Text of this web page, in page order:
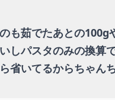
も茹でたあとの100g
しパスタのみの換算
省いてるからちゃん